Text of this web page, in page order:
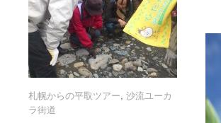
札幌からの平取ツアー, 沙流ユーカ
ラ街道
札幌からの平取ツアー 沙流ユーカ
ラ街道